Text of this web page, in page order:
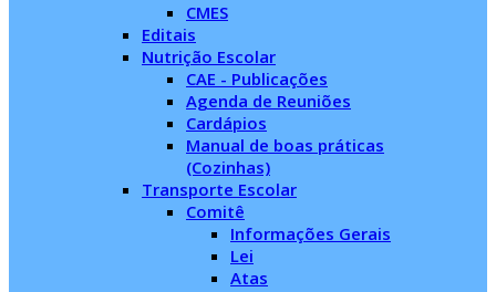
CMES
Editais
Nutrição Escolar
CAE - Publicações
Agenda de Reuniões
Cardápios
Manual de boas práticas
(Cozinhas)
Transporte Escolar
Comitê
Informações Gerais
Lei
Atas